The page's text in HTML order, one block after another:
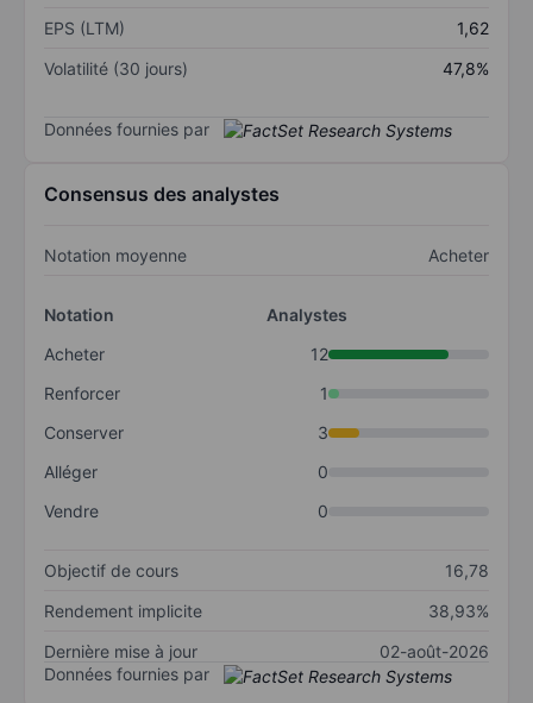
EPS (LTM)
1,62
Volatilité (30 jours)
47,8%
Données fournies par
Consensus des analystes
Notation moyenne Acheter
Notation
Analystes
Acheter
12
Renforcer
1
Conserver
3
Alléger
0
Vendre
0
Objectif de cours
16,78
Rendement implicite
38,93%
Dernière mise à jour
02-août-2026
Données fournies par